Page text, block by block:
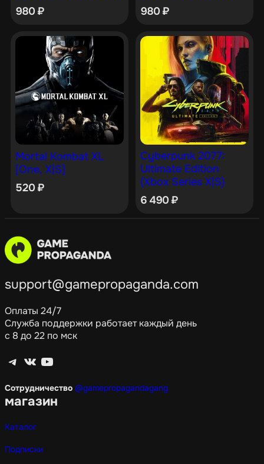
980₽
980₽
Mortal Kombat XL
[One, X|S]
520₽
Cyberpunk 2077:
Ultimate Edition
(Xbox Series X|S)
6 490₽
support@gamepropaganda.com
Оплаты 24/7
Служба поддержки работает каждый день
с 8 до 22 по мск
Telegram ВКонтакте YouTube
Сотрудничество @gamepropagandagang
магазин
Каталог
Подписки